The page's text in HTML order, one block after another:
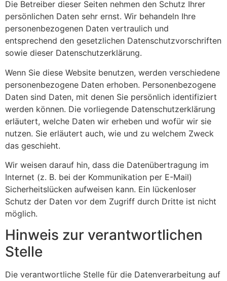
Die Betreiber dieser Seiten nehmen den Schutz Ihrer
persönlichen Daten sehr ernst. Wir behandeln Ihre
personenbezogenen Daten vertraulich und
entsprechend den gesetzlichen Datenschutzvorschriften
sowie dieser Datenschutzerklärung.
Wenn Sie diese Website benutzen, werden verschiedene
personenbezogene Daten erhoben. Personenbezogene
Daten sind Daten, mit denen Sie persönlich identifiziert
werden können. Die vorliegende Datenschutzerklärung
erläutert, welche Daten wir erheben und wofür wir sie
nutzen. Sie erläutert auch, wie und zu welchem Zweck
das geschieht.
Wir weisen darauf hin, dass die Datenübertragung im
Internet (z. B. bei der Kommunikation per E-Mail)
Sicherheitslücken aufweisen kann. Ein lückenloser
Schutz der Daten vor dem Zugriff durch Dritte ist nicht
möglich.
Hinweis zur verantwortlichen
Stelle
Die verantwortliche Stelle für die Datenverarbeitung auf